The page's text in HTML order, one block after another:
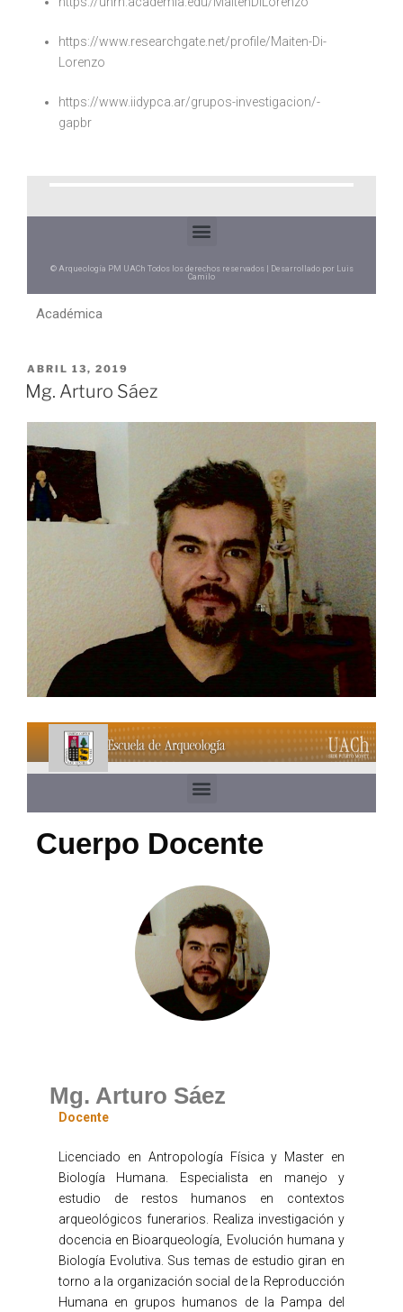
https://www.researchgate.net/profile/Maiten-Di-
Lorenzo
https://www.iidypca.ar/grupos-investigacion/-
gapbr
© Arqueología PM UACh Todos los derechos reservados | Desarrollado por Luis
Camilo
Académica
ABRIL 13, 2019
Mg. Arturo Sáez
Cuerpo Docente
Mg. Arturo Sáez
Docente
Licenciado en Antropología Física y Master en
Biología Humana. Especialista en manejo y
estudio de restos humanos en contextos
arqueológicos funerarios. Realiza investigación y
docencia en Bioarqueología, Evolución humana y
Biología Evolutiva. Sus temas de estudio giran en
torno a la organización social de la Reproducción
Humana en grupos humanos de la Pampa del